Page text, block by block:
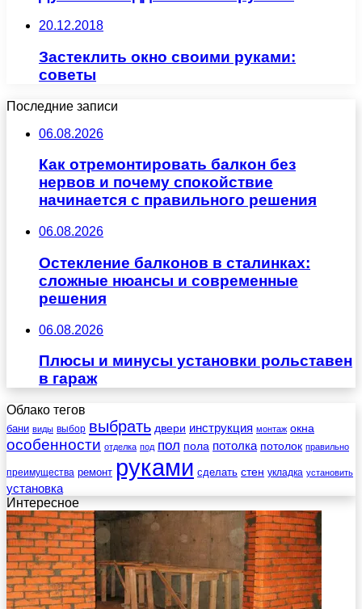
20.12.2018
Застеклить окно своими руками:
советы
Последние записи
06.08.2026
Как отремонтировать балкон без
нервов и почему спокойствие
начинается с правильного решения
06.08.2026
Остекление балконов в сталинках:
сложные нюансы и современные
решения
06.08.2026
Плюсы и минусы установки рольставен
в гараж
Облако тегов
бани виды выбор выбрать двери инструкция монтаж окна
особенности отделка под пол пола потолка потолок правильно
преимущества ремонт руками сделать стен укладка установить
установка
Интересное